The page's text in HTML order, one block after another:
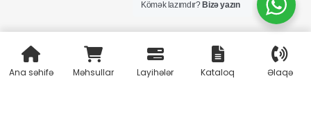
Ana səhifə Məhsullar Layihələr Kataloq Əlaqə
Kömək lazımdır? Bizə yazın
Azərbaycan Russian